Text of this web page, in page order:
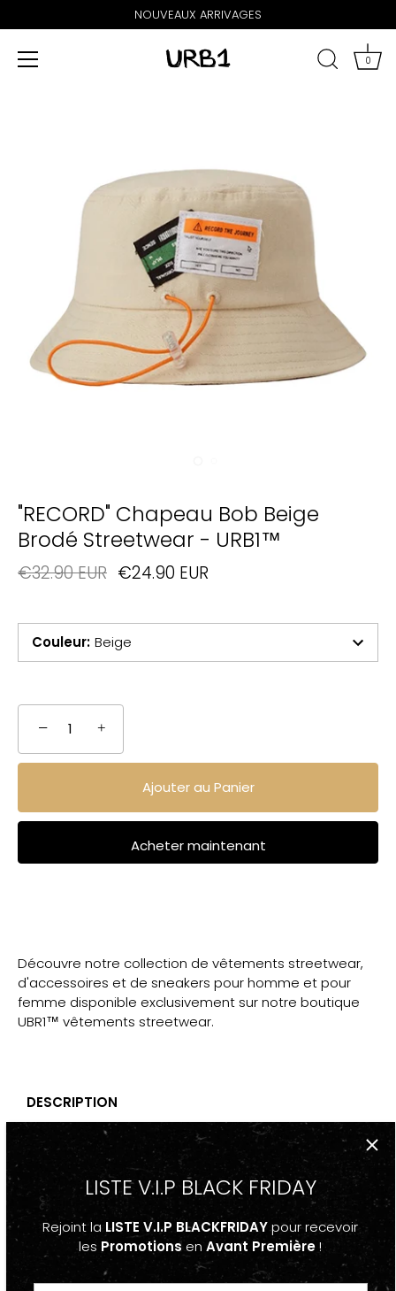
NOUVEAUX ARRIVAGES
0
"RECORD" Chapeau Bob Beige
Brodé Streetwear - URB1™
€32.90 EUR €24.90 EUR
Couleur: Beige
− +
Ajouter au Panier
Acheter maintenant
Découvre notre collection de vêtements streetwear,
d'accessoires et de sneakers pour homme et pour
femme disponible exclusivement sur notre boutique
UBR1™ vêtements streetwear.
DESCRIPTION
-Chapeau Bob Noir, Bleu, Beige, Rose, Violet, Brodé
Streetwear
"RECORD"
-Taille Unique Adulte (54-60cm)
-un style unique, fashion, tendance
LISTE V.I.P BLACK FRIDAY
Rejoint la LISTE V.I.P BLACKFRIDAYpour recevoir
les Promotions en Avant Première!